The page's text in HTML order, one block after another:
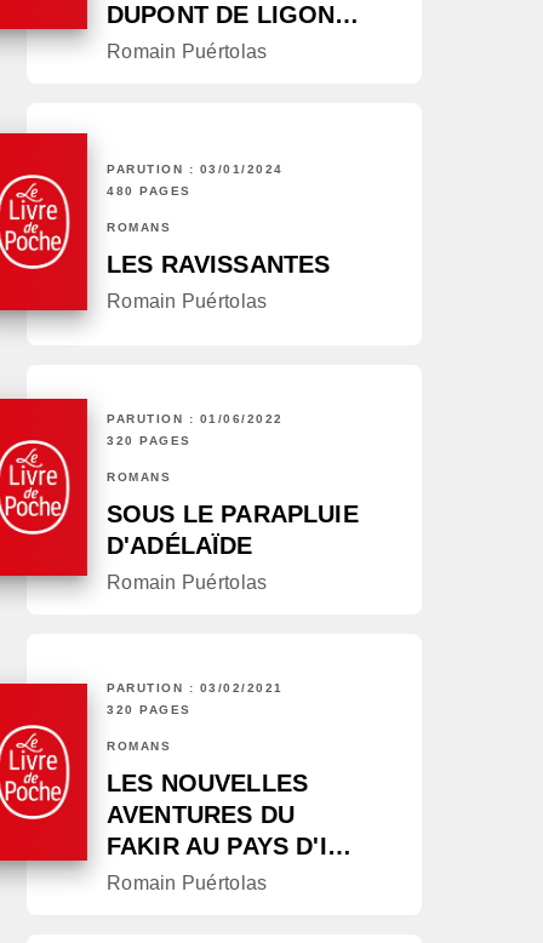
DUPONT DE LIGON…
Romain Puértolas
PARUTION : 03/01/2024
480 PAGES
ROMANS
LES RAVISSANTES
Romain Puértolas
PARUTION : 01/06/2022
320 PAGES
ROMANS
SOUS LE PARAPLUIE
D'ADÉLAÏDE
Romain Puértolas
PARUTION : 03/02/2021
320 PAGES
ROMANS
LES NOUVELLES
AVENTURES DU
FAKIR AU PAYS D'I…
Romain Puértolas